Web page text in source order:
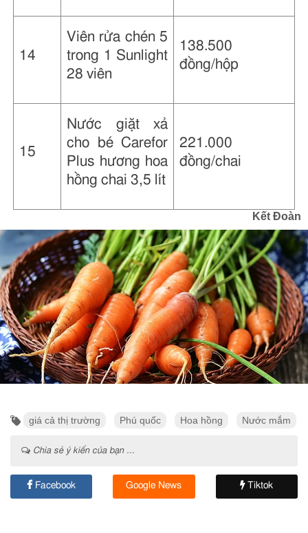
14
Viên rửa chén 5
trong 1 Sunlight
28 viên
138.500
đồng/hộp
15
Nước giặt xả
cho bé Carefor
Plus hương hoa
hồng chai 3,5 lít
221.000
đồng/chai
Kết Đoàn
giá cả thị trường Phú quốc Hoa hồng Nước mắm
Chia sẻ ý kiến của bạn ...
Facebook Google News Tiktok